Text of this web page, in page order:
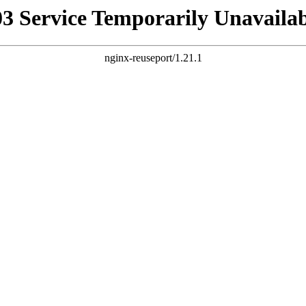
Service Temporarily
nginx-reuseport/1.21.1